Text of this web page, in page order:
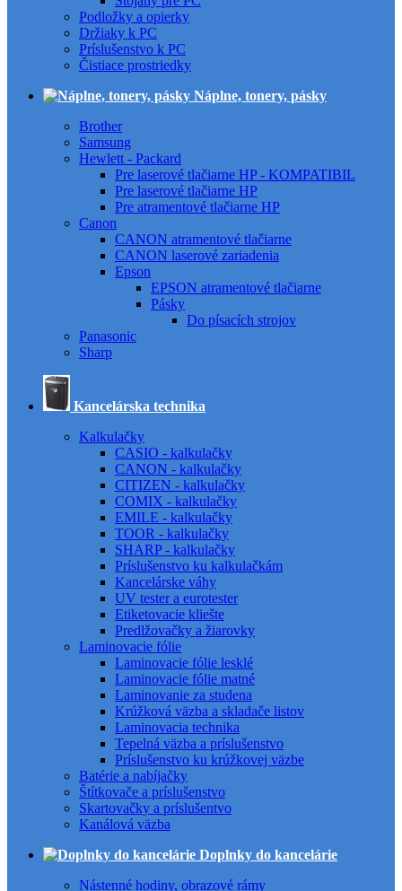
Podložky a opierky
Držiaky k PC
Príslušenstvo k PC
Čistiace prostriedky
Náplne, tonery, pásky
Brother
Samsung
Hewlett - Packard
Pre laserové tlačiarne HP - KOMPATIBIL
Pre laserové tlačiarne HP
Pre atramentové tlačiarne HP
Canon
CANON atramentové tlačiarne
CANON laserové zariadenia
Epson
EPSON atramentové tlačiarne
Pásky
Do písacích strojov
Panasonic
Sharp
Kancelárska technika
Kalkulačky
CASIO - kalkulačky
CANON - kalkulačky
CITIZEN - kalkulačky
COMIX - kalkulačky
EMILE - kalkulačky
TOOR - kalkulačky
SHARP - kalkulačky
Príslušenstvo ku kalkulačkám
Kancelárske váhy
UV tester a eurotester
Etiketovacie kliešte
Predlžovačky a žiarovky
Laminovacie fólie
Laminovacie fólie lesklé
Laminovacie fólie matné
Laminovanie za studena
Krúžková väzba a skladače listov
Laminovacia technika
Tepelná väzba a príslušenstvo
Príslušenstvo ku krúžkovej väzbe
Batérie a nabíjačky
Štítkovače a príslušenstvo
Skartovačky a príslušentvo
Kanálová väzba
Doplnky do kancelárie
Nástenné hodiny, obrazové rámy